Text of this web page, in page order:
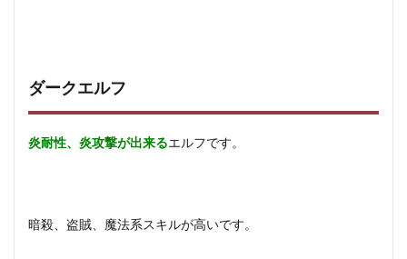
ダークエルフ
炎耐性、炎攻撃が出来るエルフです。
暗殺、盗賊、魔法系スキルが高いです。